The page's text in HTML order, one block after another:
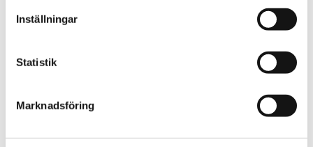
Inställningar
Statistik
Marknadsföring
Valpolicella Valpantena Antiche Terre Venete